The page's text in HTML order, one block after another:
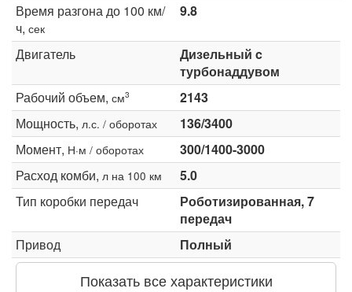
Время разгона до 100 км/
ч, сек
9.8
Двигатель
Дизельный c
турбонаддувом
Рабочий объем, см3
2143
Мощность, л.с. / оборотах
136/3400
Момент, Н·м / оборотах
300/1400-3000
Расход комби, л на 100 км
5.0
Тип коробки передач
Роботизированная, 7
передач
Привод
Полный
Показать все характеристики